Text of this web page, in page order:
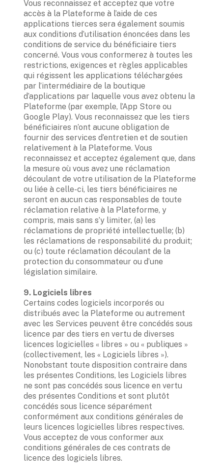
Vous reconnaissez et acceptez que votre
accès à la Plateforme à l’aide de ces
applications tierces sera également soumis
aux conditions d’utilisation énoncées dans les
conditions de service du bénéficiaire tiers
concerné. Vous vous conformerez à toutes les
restrictions, exigences et règles applicables
qui régissent les applications téléchargées
par l’intermédiaire de la boutique
d’applications par laquelle vous avez obtenu la
Plateforme (par exemple, l’App Store ou
Google Play). Vous reconnaissez que les tiers
bénéficiaires n’ont aucune obligation de
fournir des services d’entretien et de soutien
relativement à la Plateforme. Vous
reconnaissez et acceptez également que, dans
la mesure où vous avez une réclamation
découlant de votre utilisation de la Plateforme
ou liée à celle-ci, les tiers bénéficiaires ne
seront en aucun cas responsables de toute
réclamation relative à la Plateforme, y
compris, mais sans s’y limiter, (a) les
réclamations de propriété intellectuelle; (b)
les réclamations de responsabilité du produit;
ou (c) toute réclamation découlant de la
protection du consommateur ou d’une
législation similaire.
Certains codes logiciels incorporés ou
distribués avec la Plateforme ou autrement
avec les Services peuvent être concédés sous
licence par des tiers en vertu de diverses
licences logicielles « libres » ou « publiques »
(collectivement, les « Logiciels libres »).
Nonobstant toute disposition contraire dans
les présentes Conditions, les Logiciels libres
ne sont pas concédés sous licence en vertu
des présentes Conditions et sont plutôt
concédés sous licence séparément
conformément aux conditions générales de
leurs licences logicielles libres respectives.
Vous acceptez de vous conformer aux
conditions générales de ces contrats de
licence des logiciels libres.